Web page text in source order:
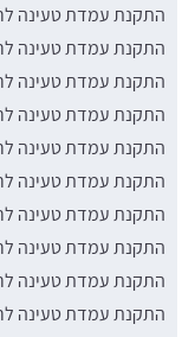
התקנת עמדת טעינה
התקנת עמדת טעינה
התקנת עמדת טעינה
התקנת עמדת טעינה
התקנת עמדת טעינה
התקנת עמדת טעינה
התקנת עמדת טעינה
התקנת עמדת טעינה
התקנת עמדת טעינה
התקנת עמדת טעינה